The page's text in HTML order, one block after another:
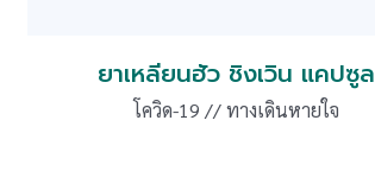
ยาเหลียนฮัว ชิงเวิน แคปซูล
โควิด-19 // ทางเดินหายใจ